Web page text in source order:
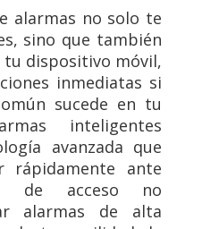
alarmas no solo te
sino que también
tu dispositivo móvil,
inmediatas si
sucede en tu
inteligentes
avanzada que
rápidamente ante
de acceso no
alarmas de alta